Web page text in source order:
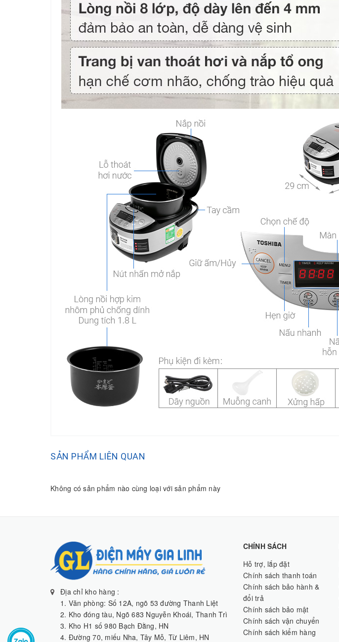
SẢN PHẨM LIÊN QUAN
Không có sản phẩm nào cùng loại với sản phẩm này
Địa chỉ kho hàng :
1. Văn phòng: Số 12A, ngõ 53 đường Thanh Liệt
2. Kho đóng tàu, Ngõ 683 Nguyễn Khoái, Thanh Trì
3. Kho H1 số 980 Bạch Đằng, HN
4. Đường 70, miếu Nha, Tây Mỗ, Từ Liêm, HN
CHÍNH SÁCH
Hỗ trợ, lắp đặt
Chính sách thanh toán
Chính sách bảo hành &
đổi trả
Chính sách bảo mật
Chính sách vận chuyển
Chính sách kiểm hàng